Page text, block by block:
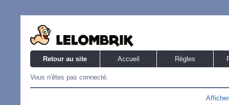
Retour au site Accueil Règles
Vous n'êtes pas connecté.